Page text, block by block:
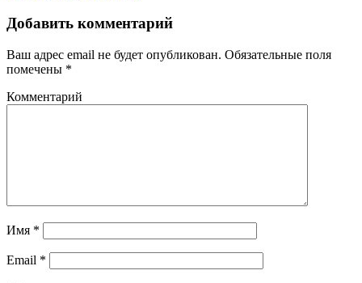
Добавить комментарий
Ваш адрес email не будет опубликован. Обязательные поля
помечены *
Комментарий
Имя *
Email *